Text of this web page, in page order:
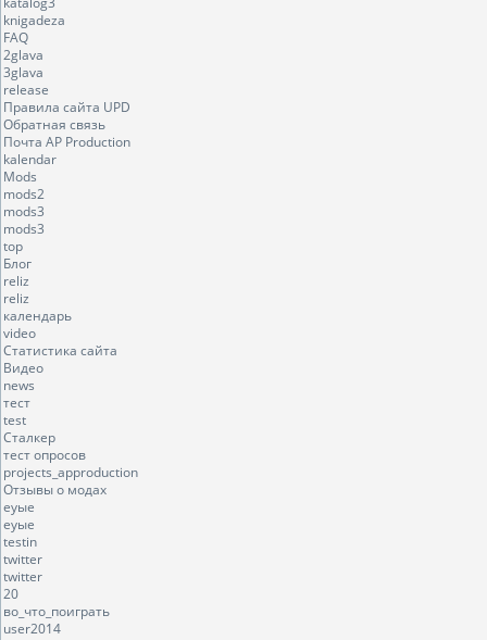
knigadeza
FAQ
2glava
3glava
release
Правила сайта UPD
Обратная связь
Почта AP Production
kalendar
Mods
mods2
mods3
mods3
top
Блог
reliz
reliz
календарь
video
Статистика сайта
Видео
news
тест
test
Сталкер
тест опросов
projects_approduction
Отзывы о модах
еуые
еуые
testin
twitter
twitter
20
во_что_поиграть
user2014